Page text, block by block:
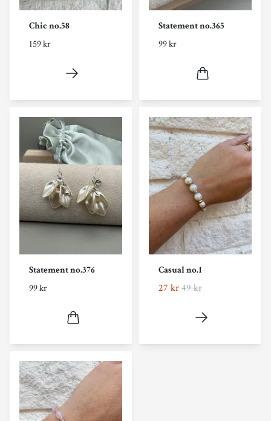
Chic no.58
159 kr
Statement no.365
99 kr
Statement no.376
99 kr
Casual no.1
27 kr49 kr